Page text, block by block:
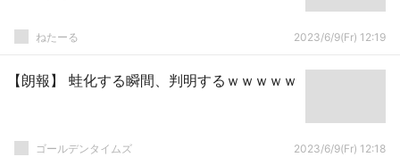
ねたーる 2023/6/9(Fr) 12:19
【朗報】 蛙化する瞬間、判明するｗｗｗｗｗ
ゴールデンタイムズ 2023/6/9(Fr) 12:18